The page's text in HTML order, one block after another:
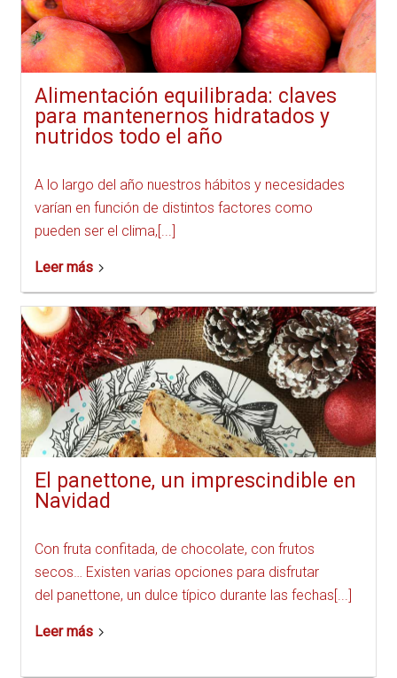
Alimentación equilibrada: claves
para mantenernos hidratados y
nutridos todo el año
A lo largo del año nuestros hábitos y necesidades
varían en función de distintos factores como
pueden ser el clima,[...]
Leer más
El panettone, un imprescindible en
Navidad
Con fruta confitada, de chocolate, con frutos
secos… Existen varias opciones para disfrutar
del panettone, un dulce típico durante las fechas[...]
Leer más